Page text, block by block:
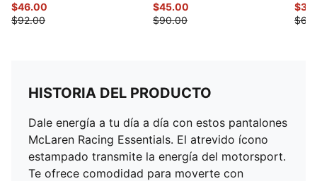
$46.00
$92.00
$45.00
$90.00
HISTORIA DEL PRODUCTO
Dale energía a tu día a día con estos pantalones
McLaren Racing Essentials. El atrevido ícono
estampado transmite la energía del motorsport.
Te ofrece comodidad para moverte con